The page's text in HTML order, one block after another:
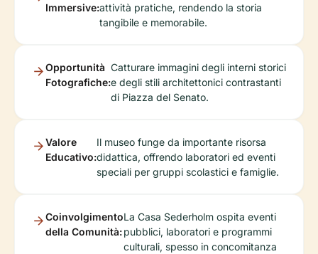
Immersive:attività pratiche, rendendo la storia
tangibile e memorabile.
Opportunità
Fotografiche:
Catturare immagini degli interni storici
e degli stili architettonici contrastanti
di Piazza del Senato.
Valore
Educativo:
Il museo funge da importante risorsa
didattica, offrendo laboratori ed eventi
speciali per gruppi scolastici e famiglie.
Coinvolgimento
della Comunità:
La Casa Sederholm ospita eventi
pubblici, laboratori e programmi
culturali, spesso in concomitanza